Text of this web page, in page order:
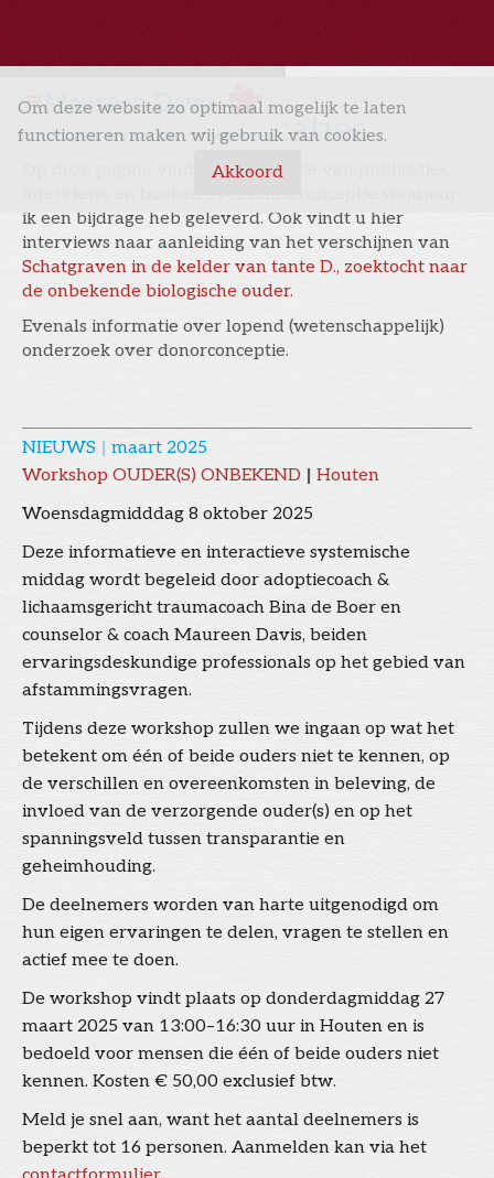
Om deze website zo optimaal mogelijk te laten
functioneren maken wij gebruik van cookies.
Akkoord
Maureen Davis
Nieuws & Publicaties
Op deze pagina vindt u een selectie van publicaties,
ik een bijdrage heb geleverd. Ook vindt u hier
interviews naar aanleiding van het verschijnen van
Schatgraven in de kelder van tante D., zoektocht naar
de onbekende biologische ouder.
Evenals informatie over lopend (wetenschappelijk)
onderzoek over donorconceptie.
NIEUWS | maart 2025
Workshop OUDER(S) ONBEKEND | Houten
Woensdagmidddag 8 oktober 2025
Deze informatieve en interactieve systemische
middag wordt begeleid door adoptiecoach &
lichaamsgericht traumacoach Bina de Boer en
counselor & coach Maureen Davis, beiden
ervaringsdeskundige professionals op het gebied van
afstammingsvragen.
Tijdens deze workshop zullen we ingaan op wat het
betekent om één of beide ouders niet te kennen, op
de verschillen en overeenkomsten in beleving, de
invloed van de verzorgende ouder(s) en op het
spanningsveld tussen transparantie en
geheimhouding.
De deelnemers worden van harte uitgenodigd om
hun eigen ervaringen te delen, vragen te stellen en
actief mee te doen.
De workshop vindt plaats op donderdagmiddag 27
maart 2025 van 13:00–16:30 uur in Houten en is
bedoeld voor mensen die één of beide ouders niet
kennen. Kosten € 50,00 exclusief btw.
Meld je snel aan, want het aantal deelnemers is
beperkt tot 16 personen. Aanmelden kan via het